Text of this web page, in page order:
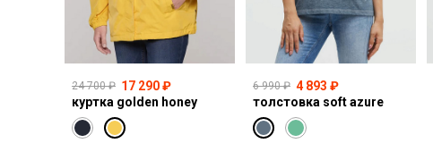
24 700 ₽ 17 290 ₽
куртка golden honey
6 990 ₽ 4 893 ₽
толстовка soft azure